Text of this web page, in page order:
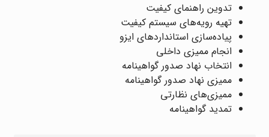
تدوین راهنمای کیفیت
تهیه رویه‌های سیستم کیفیت
پیاده‌سازی استانداردهای ایزو
انجام ممیزی داخلی
انتخاب نهاد صدور گواهینامه
ممیزی نهاد صدور گواهینامه
ممیزی‌های نظارتی
تمدید گواهینامه